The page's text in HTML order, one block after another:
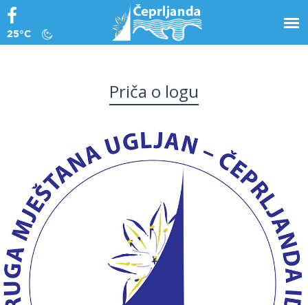
25°C
Priča o logu